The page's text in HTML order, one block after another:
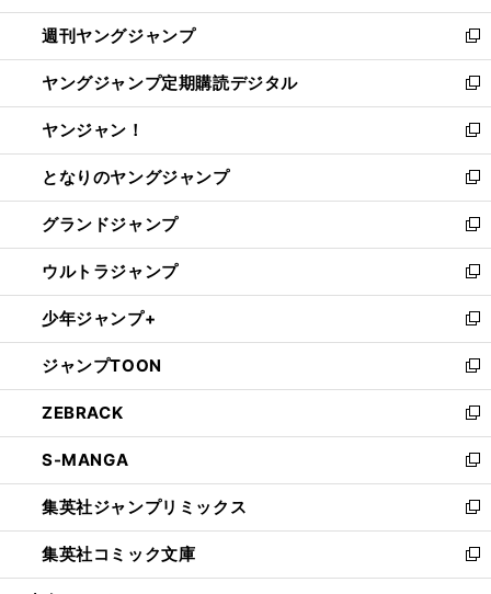
開
く
ウ
で
開
く
ン
ド
ウ
で
開
く
ウ
ィ
ン
ド
ウ
で
開
く
週刊ヤングジャンプ
新
し
い
ウ
ィ
ン
ド
ウ
で
開
く
ヤングジャンプ定期購読デジタル
新
し
い
ウ
ィ
ン
ド
ウ
で
開
く
ヤンジャン！
新
し
い
ウ
ィ
ン
ド
ウ
で
開
く
となりのヤングジャンプ
新
し
い
ウ
ィ
ン
ド
ウ
で
開
く
グランドジャンプ
新
し
い
ウ
ィ
ン
ド
ウ
で
開
く
ウルトラジャンプ
新
し
い
ウ
ィ
ン
ド
ウ
で
開
く
少年ジャンプ+
新
し
い
ウ
ィ
ン
ド
ウ
で
開
く
ジャンプTOON
新
し
い
ウ
ィ
ン
ド
ウ
で
開
ZEBRACK
新
し
い
ウ
ィ
ン
ド
ウ
S-MANGA
新
し
い
ウ
ィ
ン
集英社ジャンプリミックス
新
し
い
ウ
集英社コミック文庫
新
し